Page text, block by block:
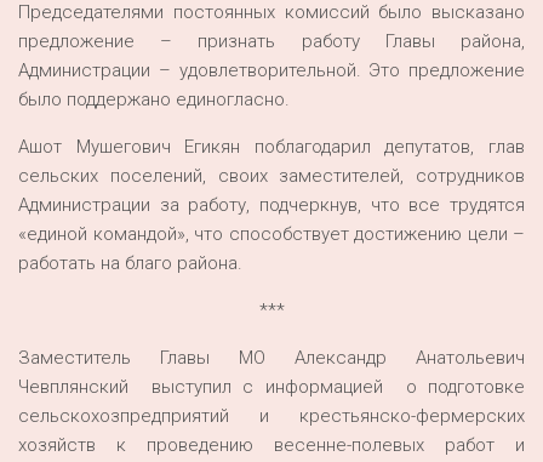
Председателями постоянных комиссий было высказано
предложение – признать работу Главы района,
Администрации – удовлетворительной. Это предложение
было поддержано единогласно.
Ашот Мушегович Егикян поблагодарил депутатов, глав
сельских поселений, своих заместителей, сотрудников
Администрации за работу, подчеркнув, что все трудятся
«единой командой», что способствует достижению цели –
работать на благо района.
***
Заместитель Главы МО Александр Анатольевич
Чевплянский выступил с информацией о подготовке
сельскохозпредприятий и крестьянско-фермерских
хозяйств к проведению весенне-полевых работ и